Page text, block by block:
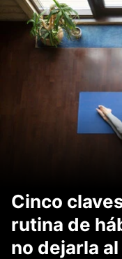
Cinco
rutina de
no dejarla